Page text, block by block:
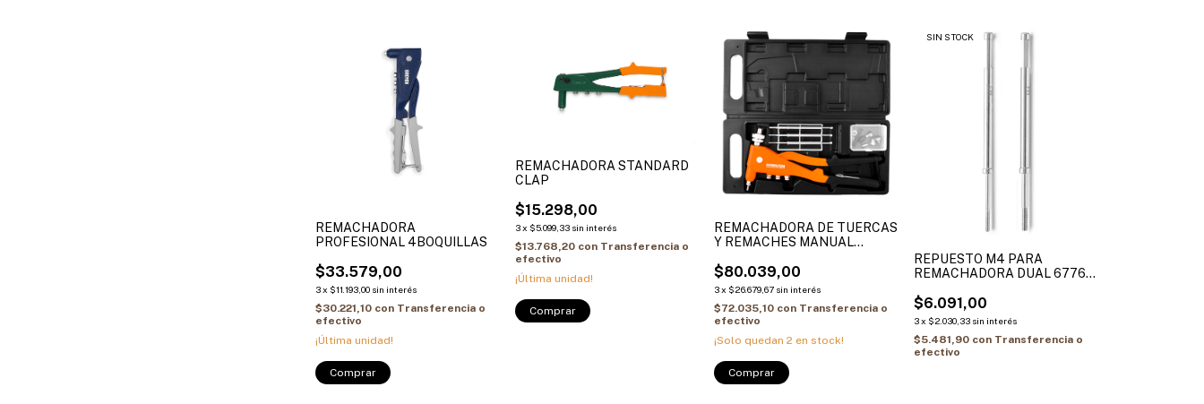
REMACHADORA
PROFESIONAL 4BOQUILLAS
$33.579,00
3x $11.193,00 sin interés
$30.221,10 con Transferencia o
efectivo
¡Última unidad!
REMACHADORA STANDARD
CLAP
$15.298,00
3x $5.099,33 sin interés
$13.768,20 con Transferencia o
efectivo
¡Última unidad!
REMACHADORA DE TUERCAS
Y REMACHES MANUAL
$80.039,00
3x $26.679,67 sin interés
$72.035,10 con Transferencia o
efectivo
¡Solo quedan2 en stock!
SIN STOCK
REPUESTO M4 PARA
REMACHADORA DUAL 6776
$6.091,00
3 x $2.030,33 sin interés
$5.481,90 con Transferencia o
efectivo